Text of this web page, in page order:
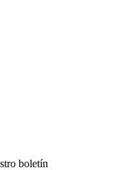
boletín